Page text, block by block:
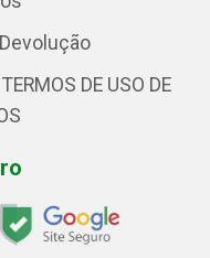
DE USO DE